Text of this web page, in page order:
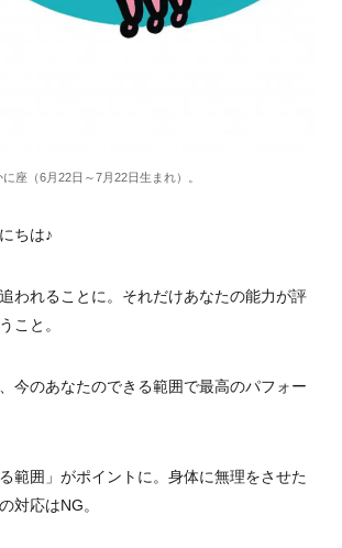
に座（6月22日～7月22日生まれ）。
ちは♪
われることに。 それだけあなたの能力が評
こと。
今のあなたのできる範囲で最高のパフォー
範囲」がポイントに。身体に無理をさせた
対応はNG。